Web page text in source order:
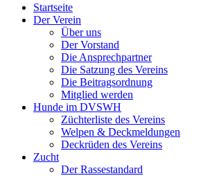
Startseite
Der Verein
Über uns
Der Vorstand
Die Ansprechpartner
Die Satzung des Vereins
Die Beitragsordnung
Mitglied werden
Hunde im DVSWH
Züchterliste des Vereins
Welpen & Deckmeldungen
Deckrüden des Vereins
Zucht
Der Rassestandard